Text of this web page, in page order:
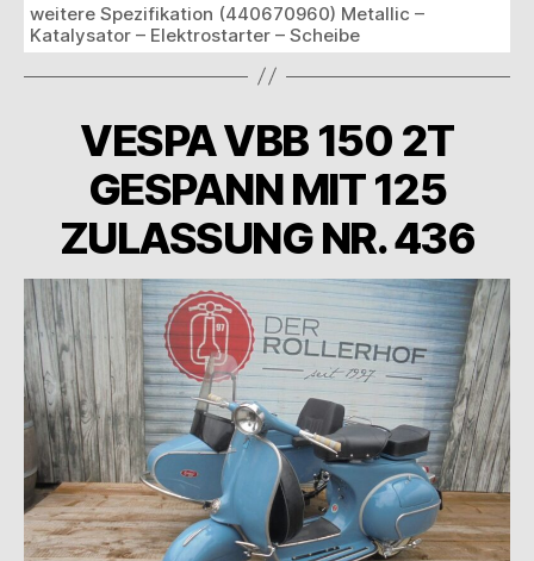
weitere Spezifikation (440670960) Metallic –
Katalysator – Elektrostarter – Scheibe
VESPA VBB 150 2T
GESPANN MIT 125
ZULASSUNG NR. 436